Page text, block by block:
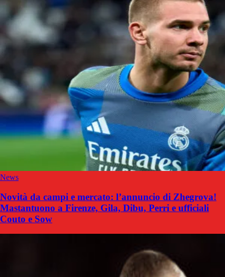
News
Novità da campi e mercato: l’annuncio di Zhegrova!
Mastantuono a Firenze, Gila, Dibu, Perri e ufficiali
Couto e Sow